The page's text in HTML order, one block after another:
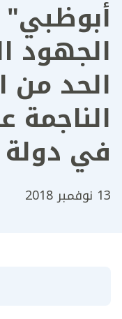
الجهود
الحد من
في دولة
13 نوفمبر 2018